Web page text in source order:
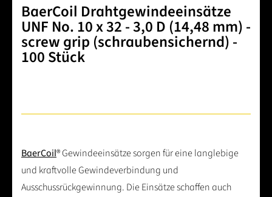
BaerCoil Drahtgewindeeinsätze
UNF No. 10 x 32 - 3,0 D (14,48 mm) -
screw grip (schraubensichernd) -
100 Stück
BaerCoil® Gewindeeinsätze sorgen für eine langlebige
und kraftvolle Gewindeverbindung und
Ausschussrückgewinnung. Die Einsätze schaffen auch